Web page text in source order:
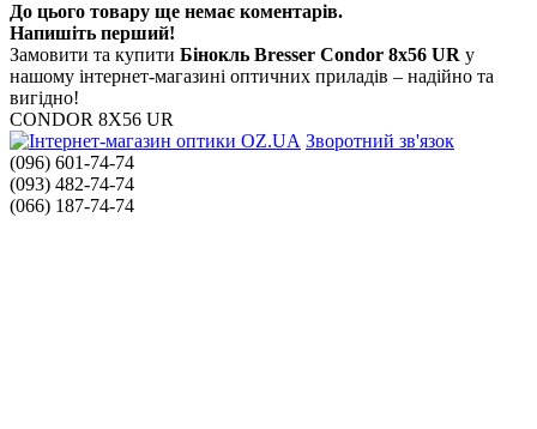
До цього товару ще немає коментарів.
Напишіть перший!
Замовити та купити Бінокль Bresser Condor 8x56 UR у
нашому інтернет-магазині оптичних приладів – надійно та
вигідно!
CONDOR 8X56 UR
Зворотний зв'язок
(096) 601-74-74
(093) 482-74-74
(066) 187-74-74